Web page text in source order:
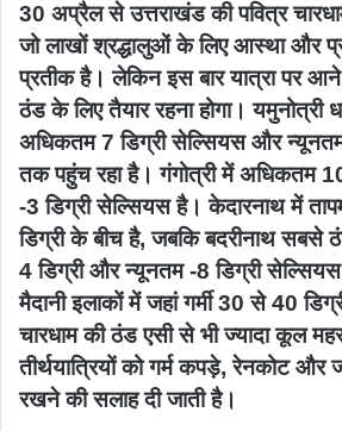
30 अप्रैल से उत्तराखंड की पवित्र
जो लाखों श्रद्धालुओं के लिए आस्था और
प्रतीक है। लेकिन इस बार यात्रा पर आने
ठंड के लिए तैयार रहना होगा। यमुनोत्री
अधिकतम 7 डिग्री सेल्सियस और
तक पहुंच रहा है। गंगोत्री में अधिकतम
-3 डिग्री सेल्सियस है। केदारनाथ में
डिग्री के बीच है, जबकि बदरीनाथ सबसे
4 डिग्री और न्यूनतम -8 डिग्री सेल्सियस
मैदानी इलाकों में जहां गर्मी 30 से 40
चारधाम की ठंड एसी से भी ज्यादा कूल
तीर्थयात्रियों को गर्म कपड़े, रेनकोट और
रखने की सलाह दी जाती है।